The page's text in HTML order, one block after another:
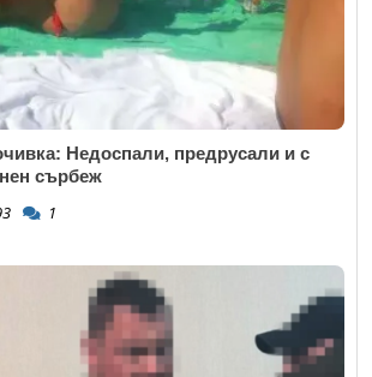
Недоспали, предрусали и с
сърбеж
1